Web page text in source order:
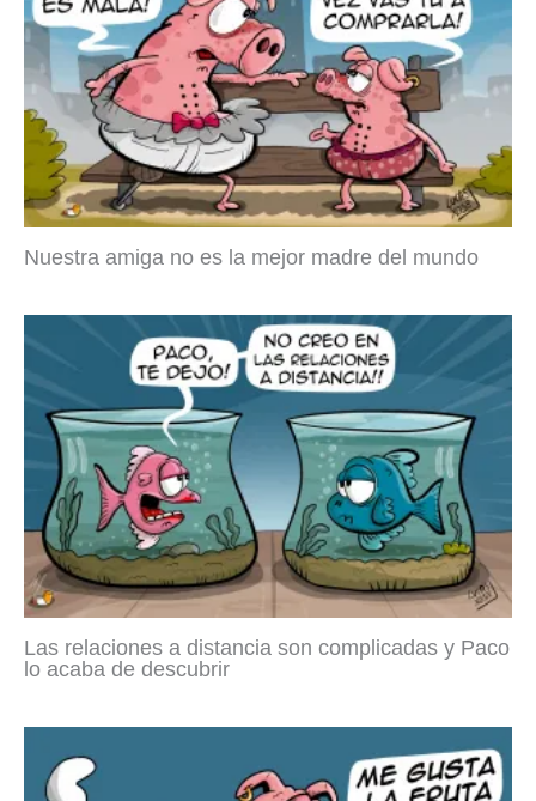
Nuestra amiga no es la mejor madre del mundo
Las relaciones a distancia son complicadas y Paco
lo acaba de descubrir